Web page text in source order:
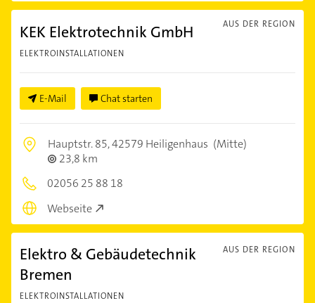
AUS DER REGION
KEK Elektrotechnik GmbH
ELEKTROINSTALLATIONEN
E-Mail Chat starten
Hauptstr. 85,42579 Heiligenhaus (Mitte)
23,8 km
02056 25 88 18
Webseite
AUS DER REGION
Elektro & Gebäudetechnik
Bremen
ELEKTROINSTALLATIONEN